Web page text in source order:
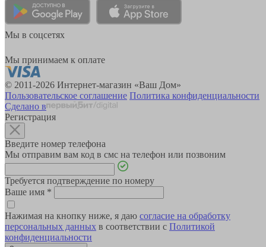
Мы в соцсетях
Мы принимаем к оплате
© 2011-2026 Интернет-магазин «Ваш Дом»
Пользовательское соглашение Политика конфиденциальности
Сделано в
Регистрация
Введите номер телефона
Мы отправим вам код в смс на телефон или позвоним
Требуется подтверждение по номеру
Ваше имя *
Нажимая на кнопку ниже, я даю согласие на обработку
персональных данных в соответствии с Политикой
конфиденциальности